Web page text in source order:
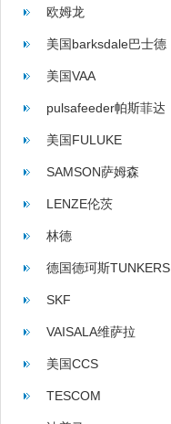
欧姆龙
美国barksdale巴士德
美国VAA
pulsafeeder帕斯菲达
美国FULUKE
SAMSON萨姆森
LENZE伦茨
林德
德国德珂斯TUNKERS
SKF
VAISALA维萨拉
美国CCS
TESCOM